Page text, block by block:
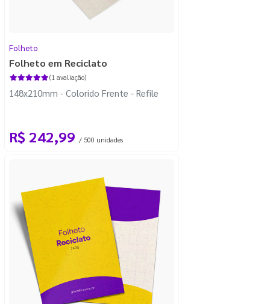
Folheto
Folheto em Reciclato
(1 avaliação)
148x210mm - Colorido Frente - Refile
R$ 242,99 / 500 unidades